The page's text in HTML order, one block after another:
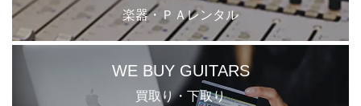
楽器・ＰＡレンタル
WE BUY GUITARS
買取り・下取り